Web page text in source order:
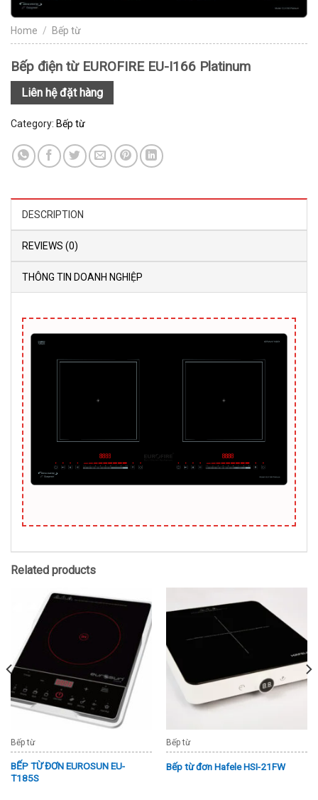
Home / Bếp từ
Bếp điện từ EUROFIRE EU-I166 Platinum
Liên hệ đặt hàng
Category: Bếp từ
DESCRIPTION
REVIEWS (0)
THÔNG TIN DOANH NGHIỆP
Related products
Bếp từ
BẾP TỪ ĐƠN EUROSUN EU-
T185S
Bếp từ
Bếp từ đơn Hafele HSI-21FW